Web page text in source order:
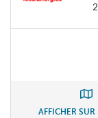
AFFICHER SUR